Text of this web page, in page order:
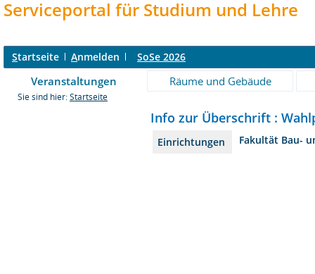
Serviceportal für Studium und Lehre
Startseite Anmelden SoSe 2026
Veranstaltungen Räume und Gebäude
Sie sind hier: Startseite
Info zur Überschrift :
Einrichtungen Fakultät Bau-